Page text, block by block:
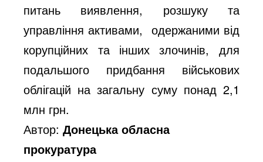
питань виявлення, розшуку та
управління активами, одержаними від
корупційних та інших злочинів, для
подальшого придбання військових
облігацій на загальну суму понад 2,1
млн грн.
Автор:Донецька обласна
прокуратура